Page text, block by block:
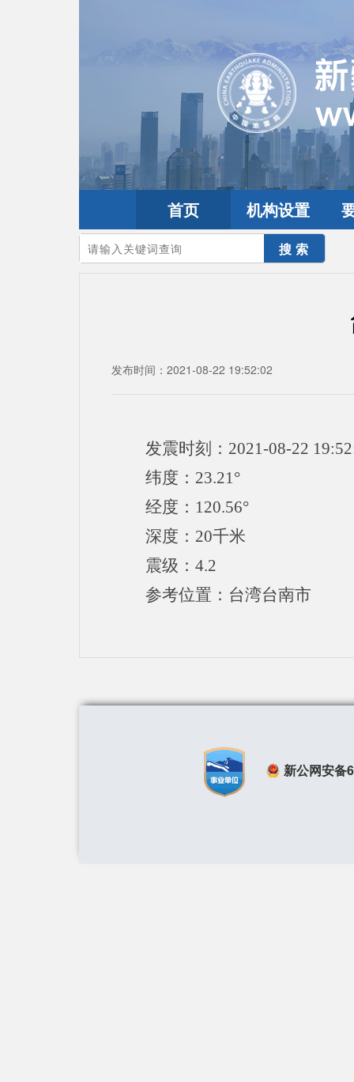
首页 机构设置
您的当前位置：首页>地震频道 全球震讯
发布时间：2021-08-22 19:52:02
发震时刻：2021-08-22
纬度：23.21°
经度：120.56°
深度：20千米
震级：4.2
参考位置：台湾台南市
新公网安备